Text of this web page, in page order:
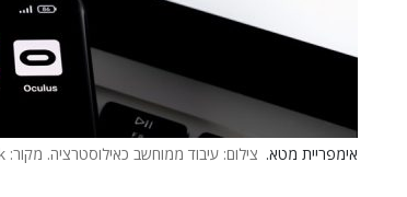
אימפריית מטא. צילום: עיבוד ממוחשב כאילוסטרציה. מקור: ShutterStock